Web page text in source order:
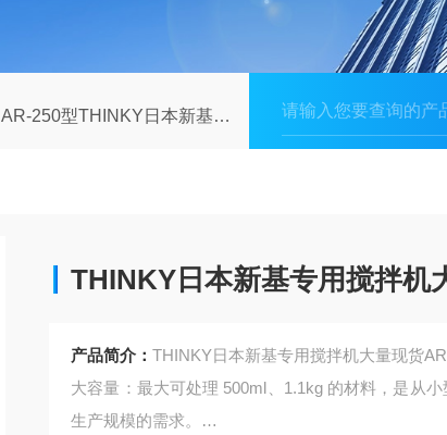
AR-250型THINKY日本新基专用搅拌机大量现货AR-250
THINKY日本新基专用搅拌机
产品简介：THINKY日本新基专用搅拌机大量现货
大容量：最大可处理 500ml、1.1kg 的材料，是从
生产规模的需求。